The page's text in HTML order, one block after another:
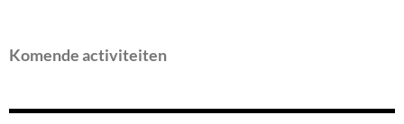
Komende activiteiten